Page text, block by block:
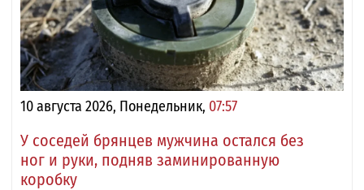
10 августа 2026, Понедельник, 07:57
У соседей брянцев мужчина остался без
ног и руки, подняв заминированную
коробку